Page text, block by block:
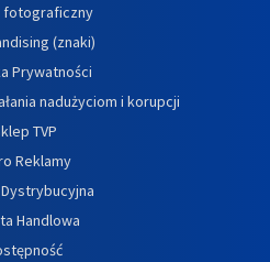
fotograficzny
(znaki)
Prywatności
nadużyciom i korupcji
TVP
Reklamy
Handlowa